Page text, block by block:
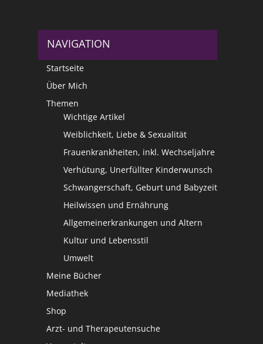
NAVIGATION
Startseite
Über Mich
Themen
Wichtige Artikel
Weiblichkeit, Liebe & Sexualität
Frauenkrankheiten, inkl. Wechseljahre
Verhütung, Unerfüllter Kinderwunsch
Schwangerschaft, Geburt und Babyzeit
Heilwissen und Ernährung
Allgemeinerkrankungen und Altern
Kultur und Lebensstil
Umwelt
Meine Bücher
Mediathek
Shop
Arzt- und Therapeutensuche